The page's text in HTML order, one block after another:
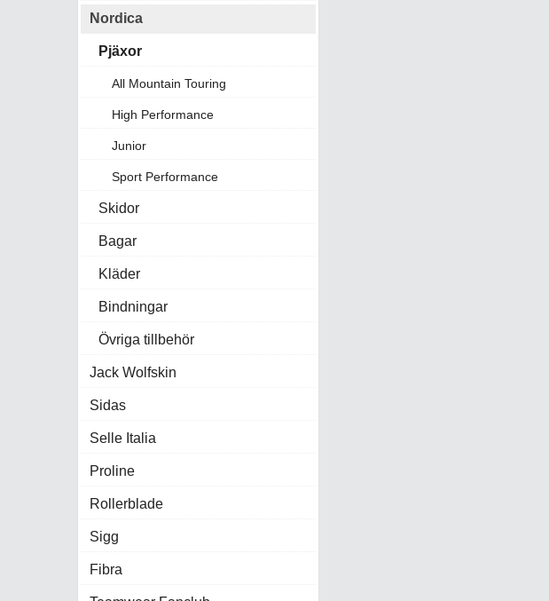
Nordica
Pjäxor
All Mountain Touring
High Performance
Junior
Sport Performance
Skidor
Bagar
Kläder
Bindningar
Övriga tillbehör
Jack Wolfskin
Sidas
Selle Italia
Proline
Rollerblade
Sigg
Fibra